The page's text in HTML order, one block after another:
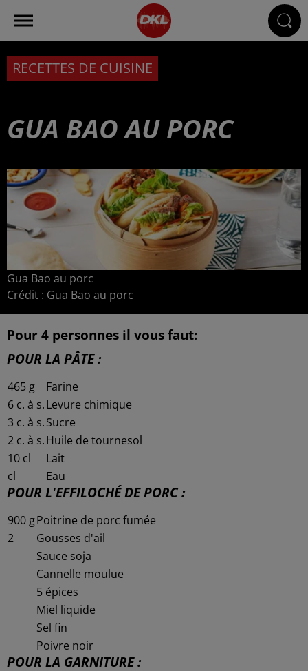
RECETTES DE CUISINE
GUA BAO AU PORC
Gua Bao au porc
Crédit : Gua Bao au porc
Pour 4 personnes il vous faut:
POUR LA PÂTE :
465 g
Farine
6 c. à s.Levure chimique
3 c. à s.Sucre
2 c. à s.Huile de tournesol
10 cl
Lait
cl
Eau
POUR L'EFFILOCHÉ DE PORC :
900 gPoitrine de porc fumée
2
Gousses d'ail
Sauce soja
Cannelle moulue
5 épices
Miel liquide
Sel fin
Poivre noir
POUR LA GARNITURE :